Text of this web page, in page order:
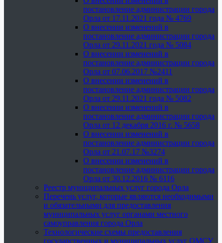
постановление администрации города
Орла от 17.11.2021 года № 4769
О внесении изменений в
постановление администрации города
Орла от 29.11.2021 года № 5084
О внесении изменений в
постановление администрации города
Орла от 07.06.2017 №2411
О внесении изменений в
постановление администрации города
Орла от 29.11.2021 года № 5082
О внесении изменений в
постановление администрации города
Орла от 12 декабря 2016 г. № 5658
О внесении изменений в
постановление администрации города
Орла от 21.07.17 №3274
О внесении изменений в
постановление администрации города
Орла от 30.12.2016 № 6116
Реестр муниципальных услуг города Орла
Перечень услуг, которые являются необходимыми
и обязательными для предоставления
муниципальных услуг органами местного
самоуправления города Орла
Технологические схемы предоставления
государственных и муниципальных услуг ОМСУ